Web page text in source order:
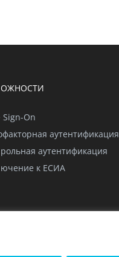
Sign-On
аутентификация
аутентификация
к ЕСИА